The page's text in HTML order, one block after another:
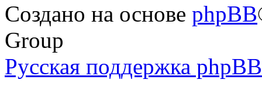
Создано на основе phpBB
Group
Русская поддержка phpBB